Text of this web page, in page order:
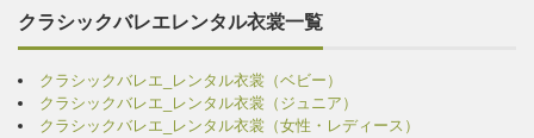
クラシックバレエレンタル衣裳一覧
クラシックバレエ_レンタル衣裳（ベビー）
クラシックバレエ_レンタル衣裳（ジュニア）
クラシックバレエ_レンタル衣裳（女性・レディース）